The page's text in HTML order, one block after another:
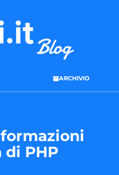
ARCHIVIO
di PHP